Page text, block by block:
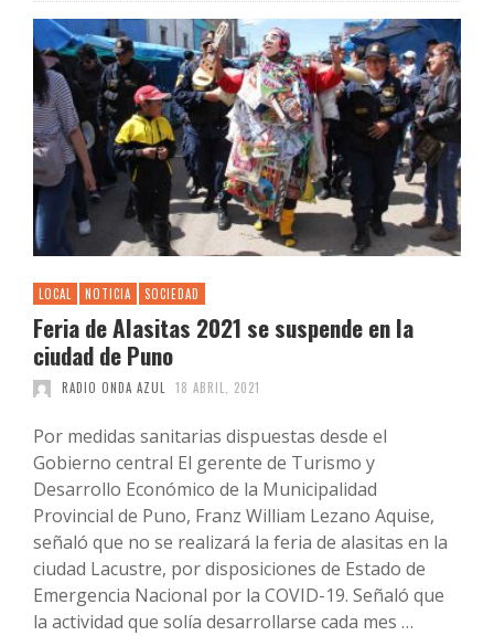
LOCAL NOTICIA SOCIEDAD
Feria de Alasitas 2021 se suspende en la
ciudad de Puno
RADIO ONDA AZUL 18 ABRIL, 2021
Por medidas sanitarias dispuestas desde el
Gobierno central El gerente de Turismo y
Desarrollo Económico de la Municipalidad
Provincial de Puno, Franz William Lezano Aquise,
señaló que no se realizará la feria de alasitas en la
ciudad Lacustre, por disposiciones de Estado de
Emergencia Nacional por la COVID-19. Señaló que
la actividad que solía desarrollarse cada mes …